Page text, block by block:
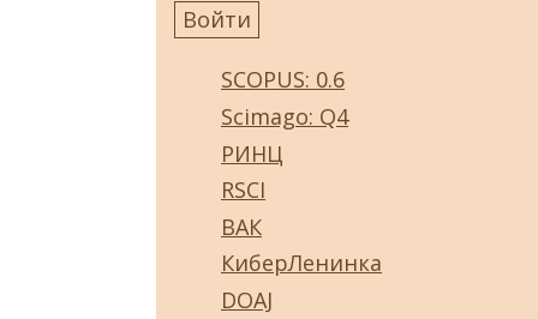
SCOPUS: 0.6
Scimago: Q4
РИНЦ
RSCI
ВАК
КиберЛенинка
DOAJ